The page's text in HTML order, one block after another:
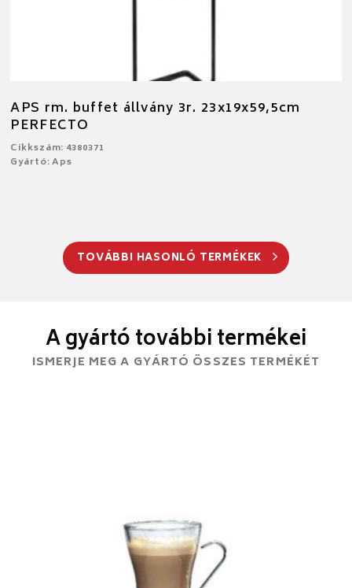
APS rm. buffet állvány 3r. 23x19x59,5cm
PERFECTO
Cikkszám: 4380371
Gyártó: Aps
TOVÁBBI HASONLÓ TERMÉKEK
A gyártó további termékei
ISMERJE MEG A GYÁRTÓ ÖSSZES TERMÉKÉT